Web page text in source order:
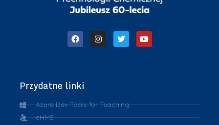
Przydatne linki
Azure Dev Tools for Teaching
eHMS